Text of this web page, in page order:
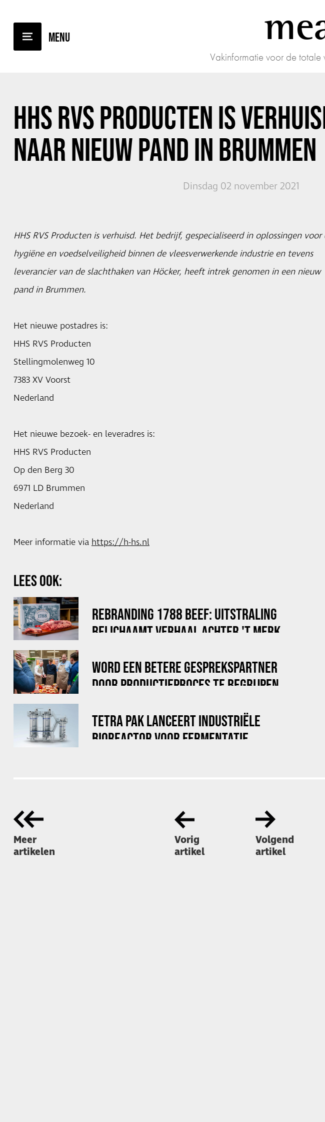
Vakinformatie voor de totale
HHS RVS PRODUCTEN IS
NAAR NIEUW PAND IN BRUMMEN
Dinsdag 02 november 2021
HHS RVS Producten is verhuisd. Het bedrijf, gespecialiseerd in oplossingen voor
hygiëne en voedselveiligheid binnen de vleesverwerkende industrie en tevens
leverancier van de slachthaken van Höcker, heeft intrek genomen in een nieuw
pand in Brummen.
Het nieuwe postadres is:
HHS RVS Producten
Stellingmolenweg 10
7383 XV Voorst
Nederland
Het nieuwe bezoek- en leveradres is:
HHS RVS Producten
Op den Berg 30
6971 LD Brummen
Nederland
Meer informatie via https://h-hs.nl
LEES OOK:
REBRANDING 1788 BEEF: UITSTRALING
BELICHAAMT VERHAAL ACHTER 'T MERK
WORD EEN BETERE GESPREKSPARTNER
DOOR PRODUCTIEPROCES TE BEGRIJPEN
TETRA PAK LANCEERT INDUSTRIËLE
BIOREACTOR VOOR FERMENTATIE
Meer
artikelen
Vorig
artikel
Volgend
artikel